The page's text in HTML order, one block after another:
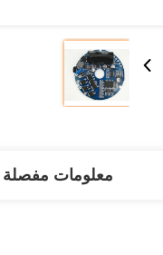
معلومات مفصلة